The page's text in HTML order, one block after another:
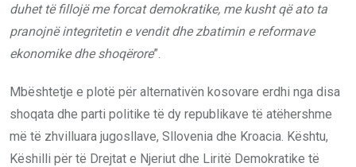
duhet të fillojë me forcat demokratike, me kusht që ato ta
pranojnë integritetin e vendit dhe zbatimin e reformave
ekonomike dhe shoqërore”.
Mbështetje e plotë për alternativën kosovare erdhi nga disa
shoqata dhe parti politike të dy republikave të atëhershme
më të zhvilluara jugosllave, Sllovenia dhe Kroacia. Kështu,
Këshilli për të Drejtat e Njeriut dhe Liritë Demokratike të